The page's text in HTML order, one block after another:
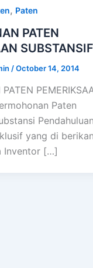
, Paten
PATEN
SUBSTANSIF
/October 14, 2014
Paten
yang di
Inventor […]